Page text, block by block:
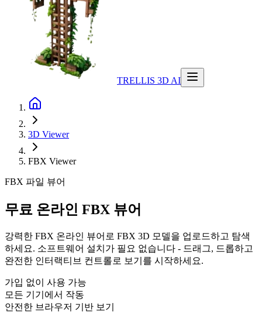
TRELLIS 3D AI
3D Viewer
FBX Viewer
FBX 파일 뷰어
무료 온라인 FBX 뷰어
강력한 FBX 온라인 뷰어로 FBX 3D 모델을 업로드하고 탐색
하세요. 소프트웨어 설치가 필요 없습니다 - 드래그, 드롭하고
완전한 인터랙티브 컨트롤로 보기를 시작하세요.
가입 없이 사용 가능
모든 기기에서 작동
안전한 브라우저 기반 보기